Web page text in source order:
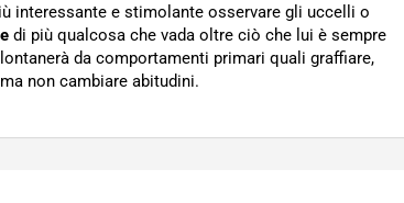
interessante e stimolante osservare gli uccelli o
di più qualcosa che vada oltre ciò che lui è sempre
da comportamenti primari quali graffiare,
non cambiare abitudini.